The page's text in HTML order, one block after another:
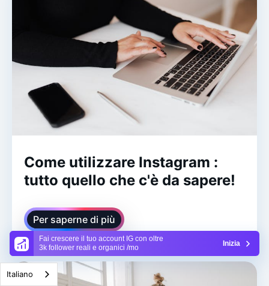
Fai crescere il tuo account IG con oltre
3k follower reali e organici /mo
Inizia
Come utilizzare Instagram :
tutto quello che c'è da sapere!
Per saperne di più
Italiano